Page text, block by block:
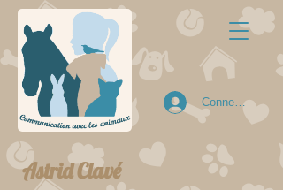
Connexion
Astrid Clavé